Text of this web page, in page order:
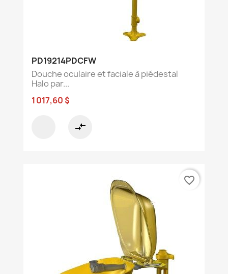
PD19214PDCFW
Douche oculaire et faciale à piédestal
Halo par...
1 017,60 $
compare_arrows
favorite_border